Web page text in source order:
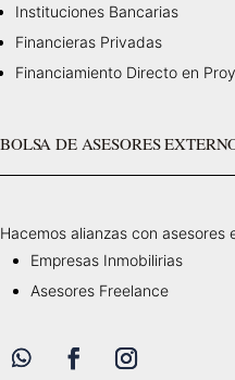
Instituciones Bancarias
Financieras Privadas
Financiamiento Directo en
BOLSA DE ASESORES
Hacemos alianzas con asesores
Empresas Inmobilirias
Asesores Freelance